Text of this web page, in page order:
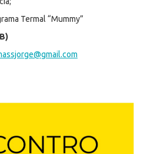
Termal “Mummy”